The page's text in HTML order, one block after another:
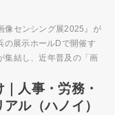
像センシング展2025』が
の展示ホールDで開催す
集結し、近年普及の「画
人事・労務・
ル（ハノイ）